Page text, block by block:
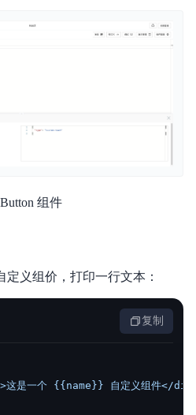
组件
义组价，打印一行文本：
复制
这是一个 {{name}} 自定义组件</